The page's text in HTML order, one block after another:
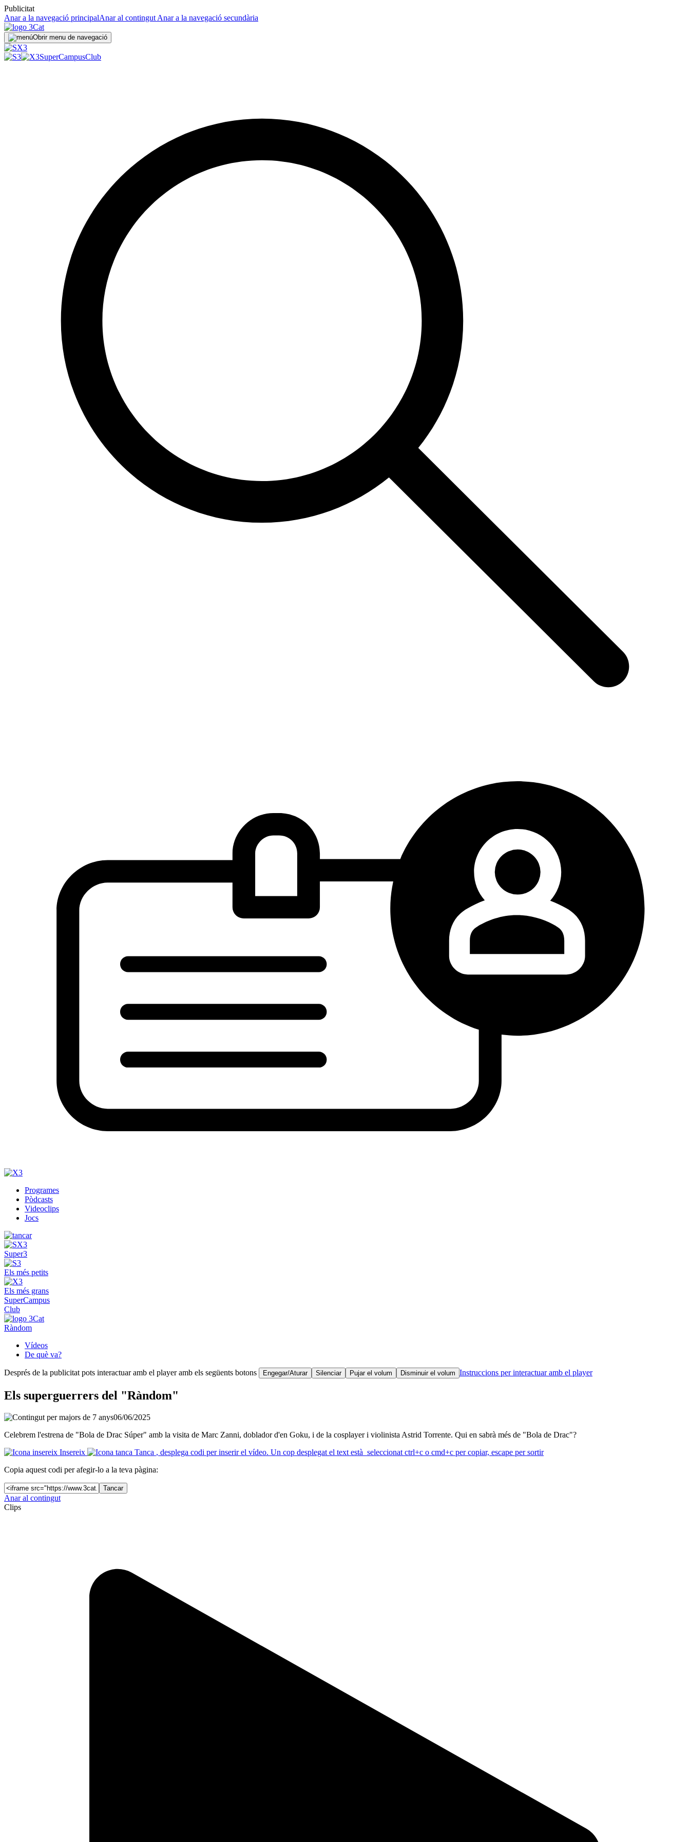
Publicitat
Anar a la navegació principalAnar al contingut Anar a la navegació secundària
Obrir menu de navegació
SuperCampusClub
Programes
Pòdcasts
Videoclips
Jocs
Super3
Els més petits
Els més grans
SuperCampus
Club
Ràndom
Vídeos
De què va?
Després de la publicitat pots interactuar amb el player amb els següents botons Engegar/Aturar Silenciar Pujar el volum Disminuir el volum Instruccions per interactuar amb el player
Els superguerrers del "Ràndom"
06/06/2025
Celebrem l'estrena de "Bola de Drac Súper" amb la visita de Marc Zanni, doblador d'en Goku, i de la cosplayer i violinista Astrid Torrente. Qui en sabrà més de "Bola de Drac"?
Insereix
Tanca , desplega codi per inserir el vídeo. Un cop desplegat el text està seleccionat ctrl+c o cmd+c per copiar, escape per sortir
Copia aquest codi per afegir-lo a la teva pàgina:
Tancar
Anar al contingut
Clips